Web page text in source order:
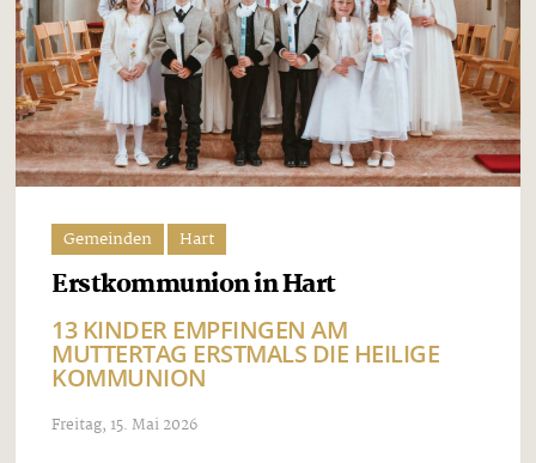
Gemeinden Hart
Erstkommunion in Hart
13 KINDER EMPFINGEN AM
MUTTERTAG ERSTMALS DIE HEILIGE
KOMMUNION
Freitag, 15. Mai 2026